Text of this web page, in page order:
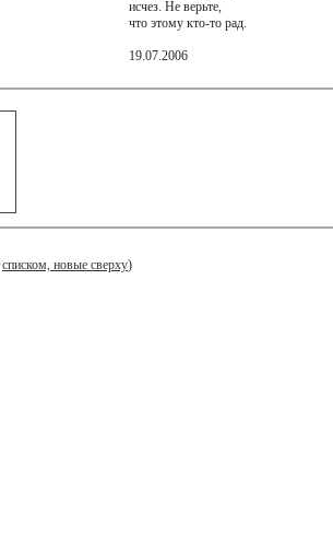
исчез. Не верьте,
что этому кто-то рад.
19.07.2006
списком, новые сверху)